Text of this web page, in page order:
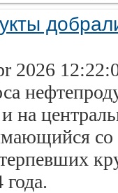
2026
на
со
года.